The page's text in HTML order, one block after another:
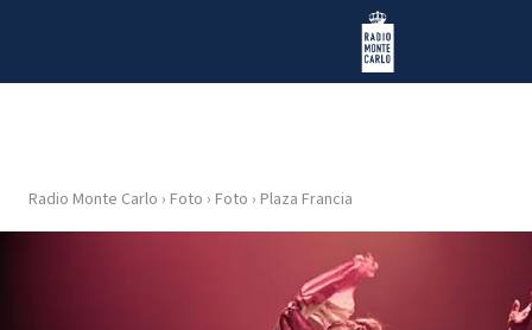
Radio Monte Carlo
HOME
Radio Monte Carlo › Foto › Foto › Plaza Francia